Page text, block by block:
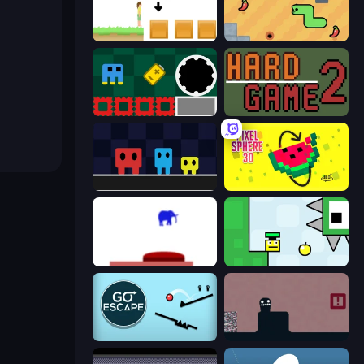
The Unfair Platformer SSSPICY!
Jump and Hover Hard Game 2
Pixel Sphere 3D
This Is The Only Level